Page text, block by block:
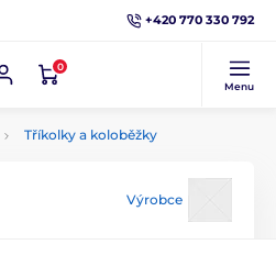
+420 770 330 792
0
Menu
Tříkolky a koloběžky
Výrobce